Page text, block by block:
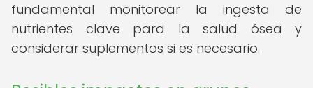
fundamental monitorear la ingesta de
nutrientes clave para la salud ósea y
considerar suplementos si es necesario.